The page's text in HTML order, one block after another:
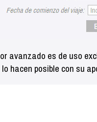
avanzado es de uso
lo hacen posible con su